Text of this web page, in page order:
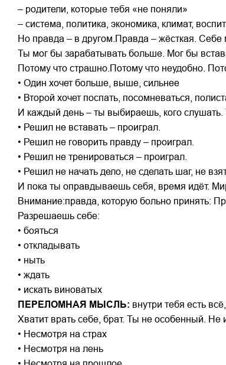
– родители, которые тебя «не поняли»
– система, политика, экономика, климат,
Но правда – в другом.Правда – жёсткая. Себе
Ты мог бы зарабатывать больше. Мог бы
Потому что страшно.Потому что неудобно.
• Один хочет больше, выше, сильнее
• Второй хочет поспать, посомневаться,
И каждый день – ты выбираешь, кого
• Решил не вставать – проиграл.
• Решил не говорить правду – проиграл.
• Решил не тренироваться – проиграл.
• Решил не начать дело, не сделать шаг, не
И пока ты оправдываешь себя, время идёт.
Внимание:правда, которую больно принять:
Разрешаешь себе:
• бояться
• откладывать
• ныть
• ждать
• искать виноватых
ПЕРЕЛОМНАЯ МЫСЛЬ: внутри тебя есть
Хватит врать себе, брат. Ты не особенный.
• Несмотря на страх
• Несмотря на лень